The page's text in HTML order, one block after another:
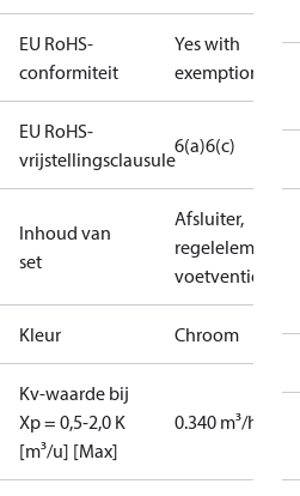
EU RoHS-
conformiteit
Yes with
exemptions
EU RoHS-
vrijstellingsclausule
6(a)6(c)
Inhoud van
set
Afsluiter,
regelelement,
voetventiel
Kleur Chroom
Kv-waarde bij
Xp = 0,5-2,0 K
[m³/u] [Max]
0.340 m³/h